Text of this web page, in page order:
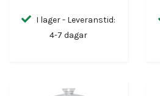
I lager - Leveranstid:
4-7 dagar